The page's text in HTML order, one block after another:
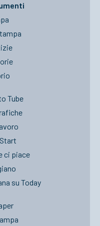
Tube
ci piace
su Today